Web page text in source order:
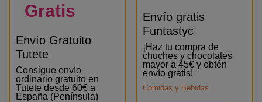
Gratis
Envío Gratuito
Tutete
Consigue envío
ordinario gratuito en
Tutete desde 60€ a
España (Península)
Envío gratis
Funtastyc
¡Haz tu compra de
chuches y chocolates
mayor a 45€ y obtén
envío gratis!
Comidas y Bebidas